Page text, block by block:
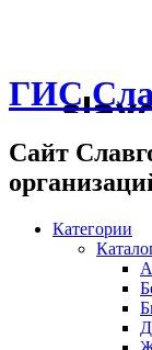
ГИС
Сайт
Категории